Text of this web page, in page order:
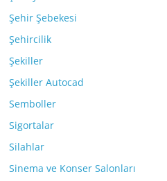
Şehir Şebekesi
Şehircilik
Şekiller
Şekiller Autocad
Semboller
Sigortalar
Silahlar
Sinema ve Konser Salonları